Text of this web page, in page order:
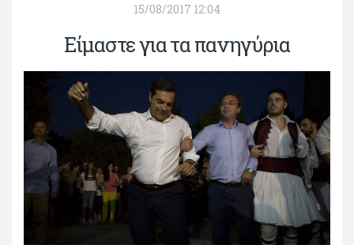
15/08/2017 12:04
Είμαστε για τα πανηγύρια